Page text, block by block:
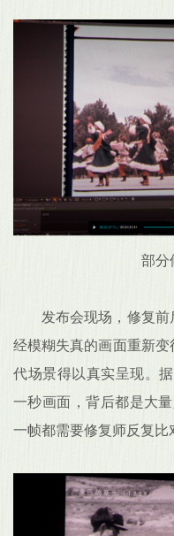
部分
发布会现场，修复前
经模糊失真的画面重新
代场景得以真实呈现。
一秒画面，背后都是大
一帧都需要修复师反复比